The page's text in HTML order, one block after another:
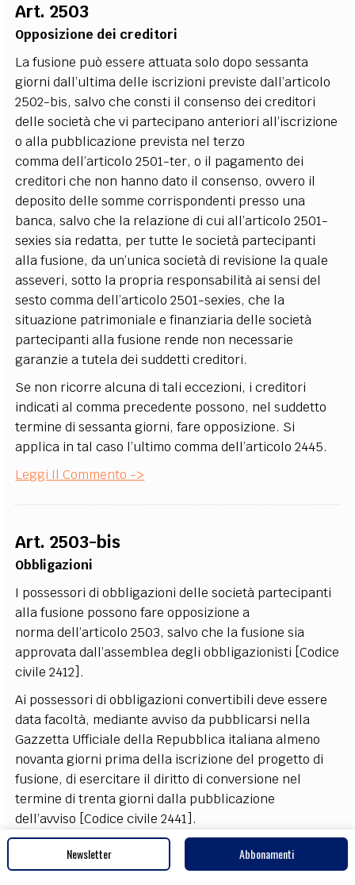
Art. 2503
Opposizione dei creditori
La fusione può essere attuata solo dopo sessanta
giorni dall’ultima delle iscrizioni previste dall’articolo
2502-bis, salvo che consti il consenso dei creditori
delle società che vi partecipano anteriori all’iscrizione
o alla pubblicazione prevista nel terzo
comma dell’articolo 2501-ter, o il pagamento dei
creditori che non hanno dato il consenso, ovvero il
deposito delle somme corrispondenti presso una
banca, salvo che la relazione di cui all’articolo 2501-
sexies sia redatta, per tutte le società partecipanti
alla fusione, da un’unica società di revisione la quale
asseveri, sotto la propria responsabilità ai sensi del
sesto comma dell’articolo 2501-sexies, che la
situazione patrimoniale e finanziaria delle società
partecipanti alla fusione rende non necessarie
garanzie a tutela dei suddetti creditori.
Se non ricorre alcuna di tali eccezioni, i creditori
indicati al comma precedente possono, nel suddetto
termine di sessanta giorni, fare opposizione. Si
applica in tal caso l’ultimo comma dell’articolo 2445.
Leggi Il Commento ->
Art. 2503-bis
Obbligazioni
I possessori di obbligazioni delle società partecipanti
alla fusione possono fare opposizione a
norma dell’articolo 2503, salvo che la fusione sia
approvata dall’assemblea degli obbligazionisti [Codice
civile 2412].
Ai possessori di obbligazioni convertibili deve essere
data facoltà, mediante avviso da pubblicarsi nella
Gazzetta Ufficiale della Repubblica italiana almeno
novanta giorni prima della iscrizione del progetto di
fusione, di esercitare il diritto di conversione nel
termine di trenta giorni dalla pubblicazione
dell’avviso [Codice civile 2441].
Ai possessori di obbligazioni convertibili che non
abbiano esercitato la facoltà di conversione devono
Newsletter Abbonamenti